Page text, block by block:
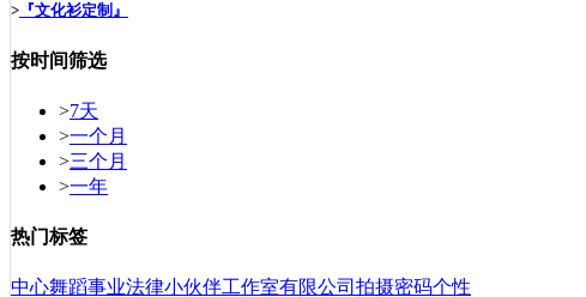
> 『文化衫定制』
按时间筛选
>7天
>一个月
>三个月
>一年
热门标签
中心舞蹈事业法律小伙伴工作室有限公司 拍摄密码个性